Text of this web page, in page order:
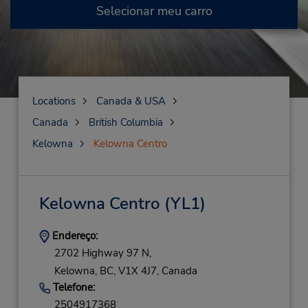
Selecionar meu carro
Locations
Canada & USA
Canada
British Columbia
Kelowna
Kelowna Centro
Kelowna Centro (YL1)
Endereço:
2702 Highway 97 N,
Kelowna, BC, V1X 4J7, Canada
Telefone:
2504917368